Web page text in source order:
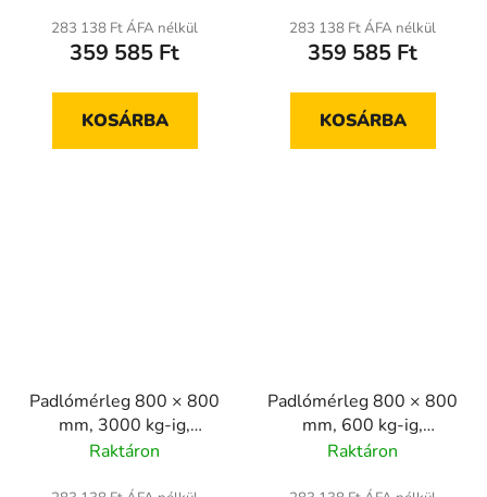
283 138 Ft ÁFA nélkül
359 585 Ft
KOSÁRBA
283 138 Ft ÁFA nélkül
359 585 Ft
KOSÁRBA
Padlómérleg 800 × 800
mm, 3000 kg-ig,
hitelesített
Raktáron
Padlómérleg 800 × 800
mm, 600 kg-ig,
hitelesített
Raktáron